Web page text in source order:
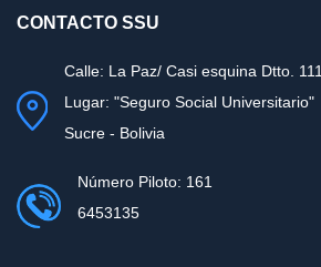
CONTACTO SSU
Calle: La Paz/ Casi esquina Dtto. 111
Lugar: "Seguro Social Universitario"
Sucre - Bolivia
Número Piloto: 161
6453135